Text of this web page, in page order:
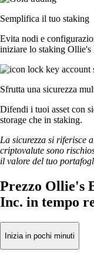
Semplifica il tuo staking
Evita nodi e
iniziare lo staking
Sfrutta una sicurezza
Difendi i tuoi asset con
storage che in staking.
La sicurezza si riferisce
criptovalute sono
il valore del tuo
Prezzo Ollie's
Inc. in tempo
Inizia in pochi minuti